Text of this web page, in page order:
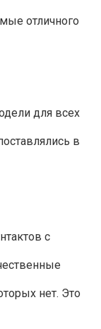
отличного
для всех
в
с
нет. Это